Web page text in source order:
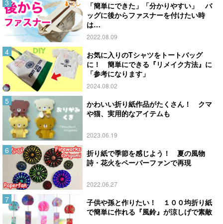
「簡単にできた」「分かりやすい」 バ
ッグに後からファスナーを付けたい時
は…
2022.08.09
お気に入りのTシャツをトートバッグ
に！ 簡単にできる『リメイク方法』に
「参考になります」
2024.08.02
かわいい折り紙作品がたくさん！ クマ
や猫、実用的なアイテムも
2023.06.19
折り紙で季節を感じよう！ 夏の風物
詩・花火をペーパーファンで再現
2022.06.27
子供や孫と作りたい！ １００均折り紙
で簡単に作れる『風鈴』が涼しげで素敵